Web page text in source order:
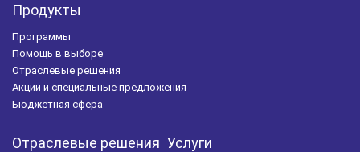
Продукты
Программы
Помощь в выборе
Отраслевые решения
Акции и специальные предложения
Бюджетная сфера
Отраслевые решения Услуги